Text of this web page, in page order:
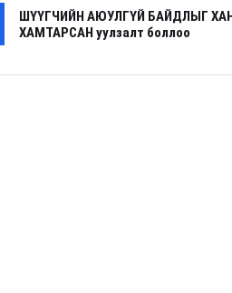
ШҮҮГЧИЙН АЮУЛГҮЙ БАЙДЛЫГ
ХАМТАРСАН уулзалт боллоо